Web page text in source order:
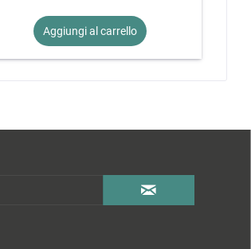
Aggiungi al carrello